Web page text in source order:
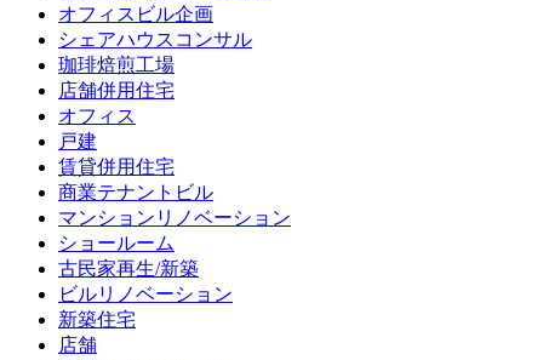
オフィスビル企画
シェアハウスコンサル
珈琲焙煎工場
店舗併用住宅
オフィス
戸建
賃貸併用住宅
商業テナントビル
マンションリノベーション
ショールーム
古民家再生/新築
ビルリノベーション
新築住宅
店舗